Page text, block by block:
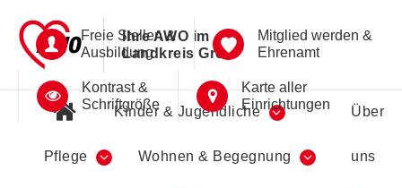
Ihre AWO im
Landkreis Greiz
Freie Stellen &
Ausbildung
Mitglied werden &
Ehrenamt
Kontrast &
Schriftgröße
Karte aller
Einrichtungen
Kinder & Jugendliche
Pflege Wohnen & Begegnung
Über
uns